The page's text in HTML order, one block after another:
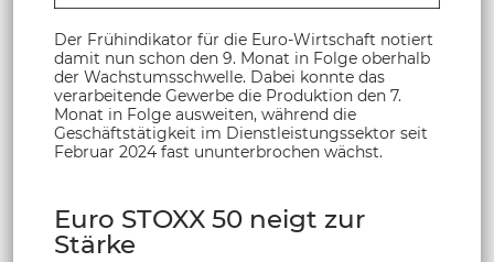
Der Frühindikator für die Euro-Wirtschaft notiert
damit nun schon den 9. Monat in Folge oberhalb
der Wachstumsschwelle. Dabei konnte das
verarbeitende Gewerbe die Produktion den 7.
Monat in Folge ausweiten, während die
Geschäftstätigkeit im Dienstleistungssektor seit
Februar 2024 fast ununterbrochen wächst.
Euro STOXX 50 neigt zur
Stärke